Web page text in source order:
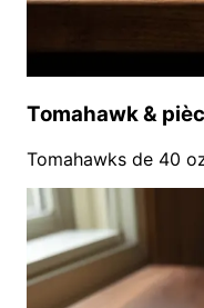
Tomahawk &
Tomahawks de 40